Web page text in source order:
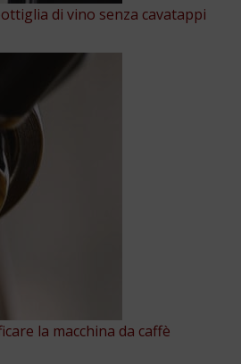
di vino senza cavatappi
la macchina da caffè